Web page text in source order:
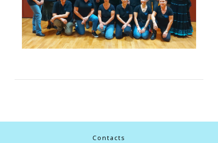
Contacts